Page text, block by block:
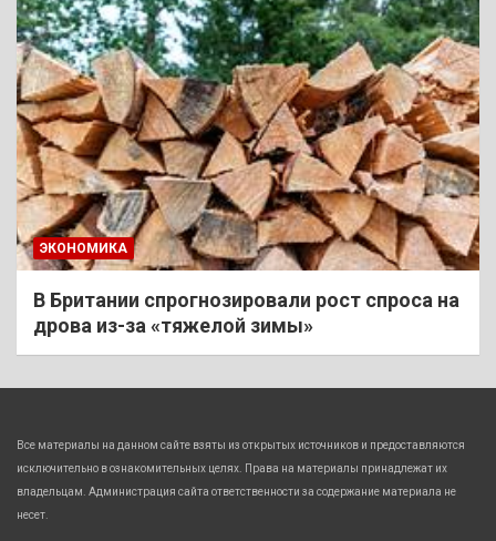
ЭКОНОМИКА
В Британии спрогнозировали рост спроса на
дрова из-за «тяжелой зимы»
Все материалы на данном сайте взяты из открытых источников и предоставляются
исключительно в ознакомительных целях. Права на материалы принадлежат их
владельцам. Администрация сайта ответственности за содержание материала не
несет.